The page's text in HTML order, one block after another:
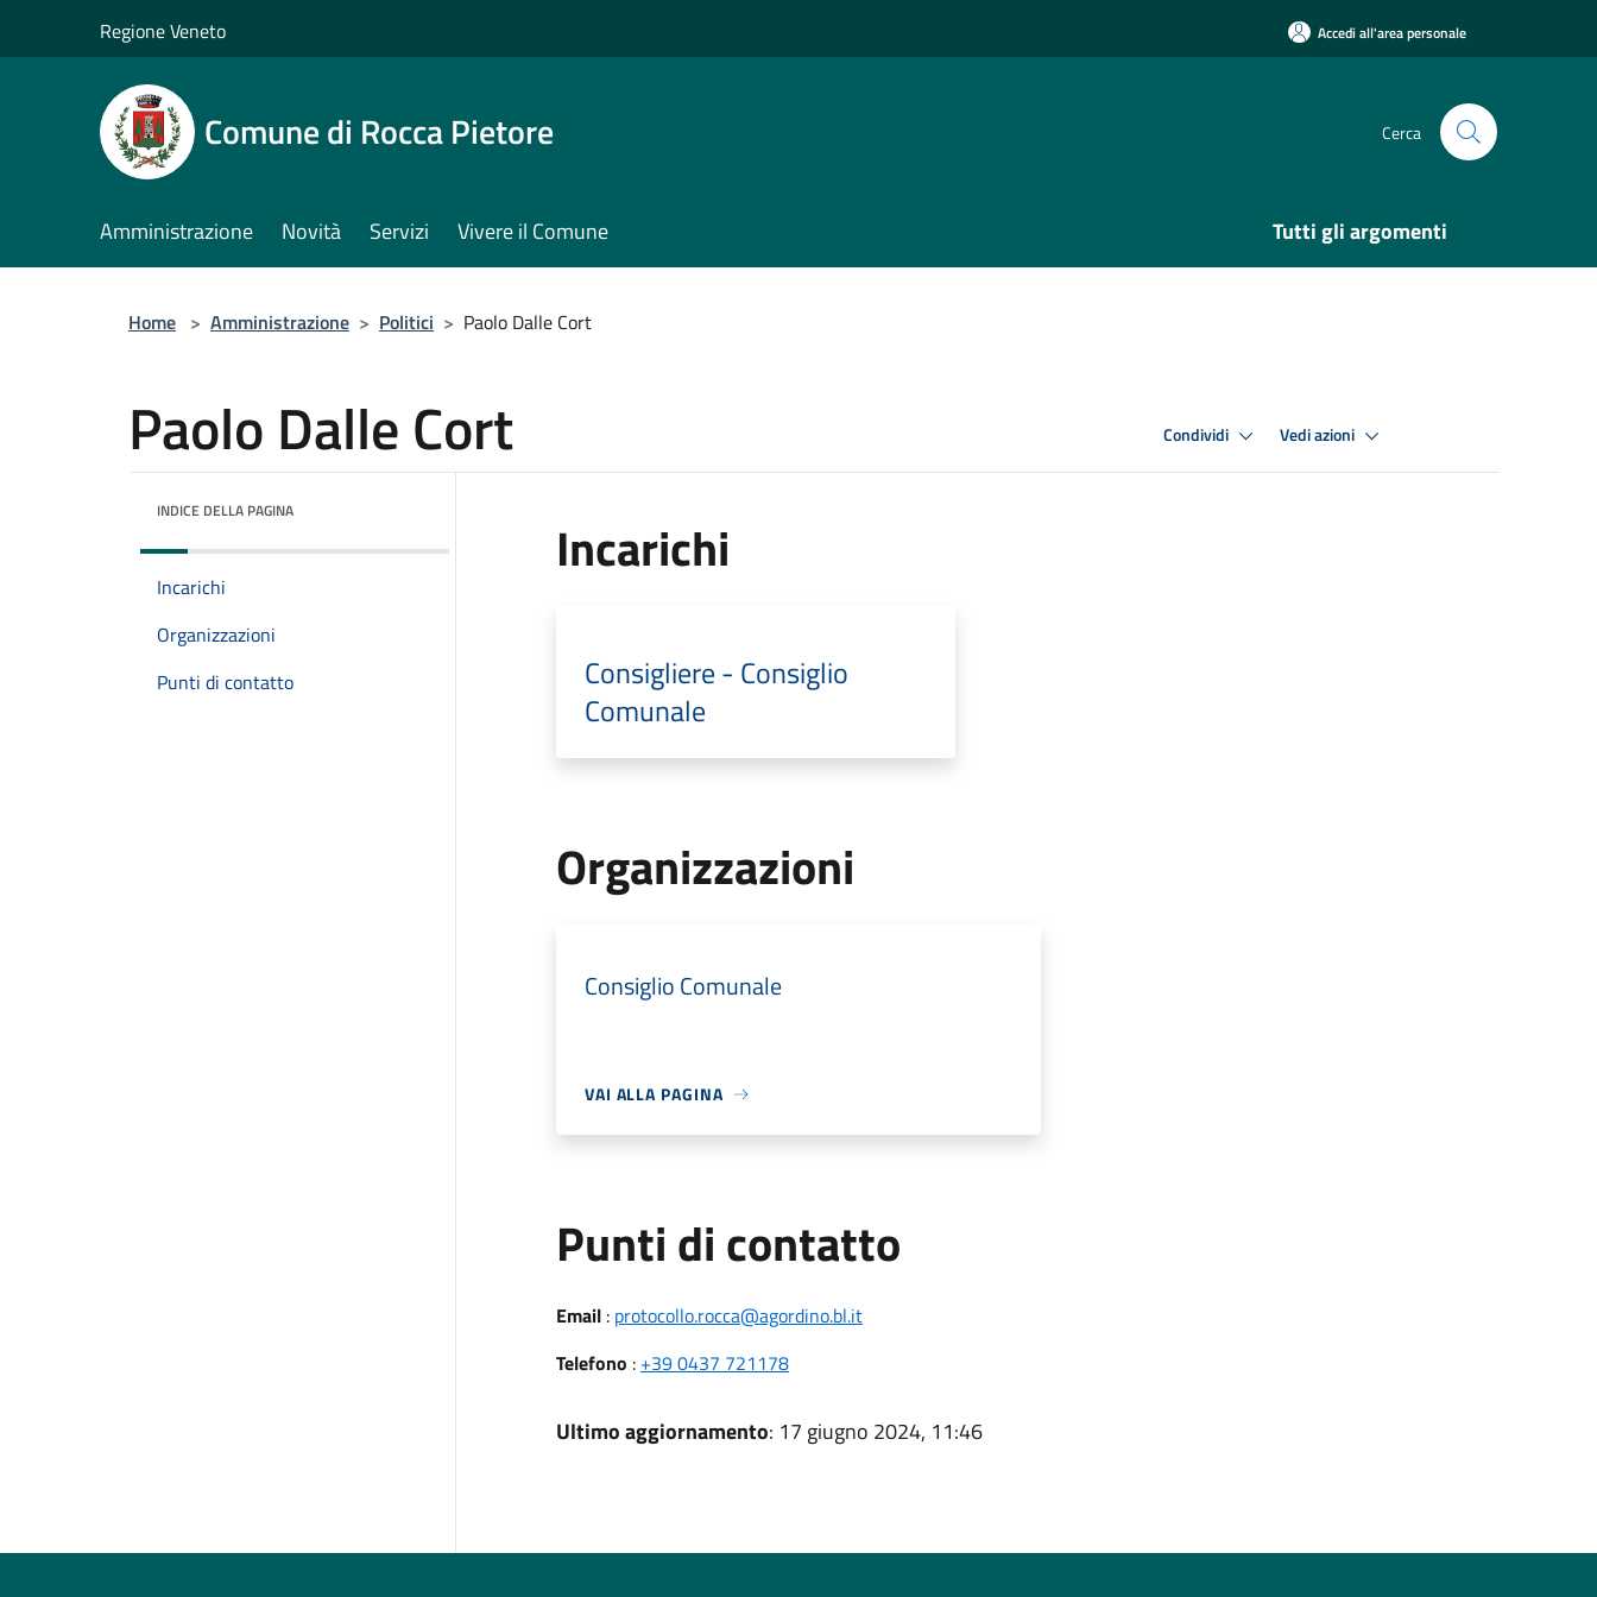
Regione Veneto Accedi all'area personale
Comune di Rocca Pietore Cerca
Amministrazione Novità Servizi Vivere il Comune Tutti gli argomenti
Home > Amministrazione > Politici > Paolo Dalle Cort
Paolo Dalle Cort Condividi Vedi azioni
INDICE DELLA PAGINA
Incarichi
Organizzazioni
Punti di contatto
Incarichi
Consigliere - Consiglio
Comunale
Organizzazioni
Consiglio Comunale
VAI ALLA PAGINA
Punti di contatto
Email: protocollo.rocca@agordino.bl.it
Telefono : +39 0437 721178
Ultimo aggiornamento: 17 giugno 2024, 11:46